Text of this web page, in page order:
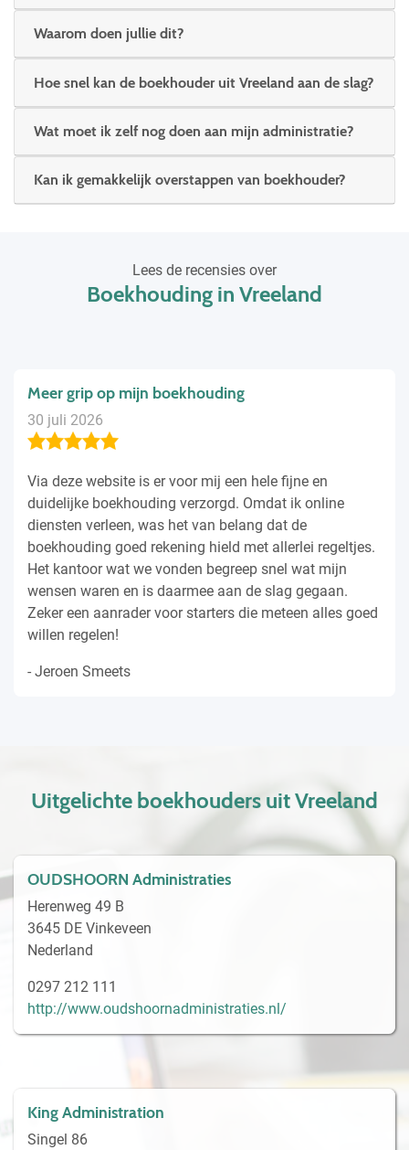
Waarom doen jullie dit?
Hoe snel kan de boekhouder uit Vreeland aan de slag?
Wat moet ik zelf nog doen aan mijn administratie?
Kan ik gemakkelijk overstappen van boekhouder?
Lees de recensies over
Boekhouding in Vreeland
Meer grip op mijn boekhouding
30 juli 2026
Via deze website is er voor mij een hele fijne en
duidelijke boekhouding verzorgd. Omdat ik online
diensten verleen, was het van belang dat de
boekhouding goed rekening hield met allerlei regeltjes.
Het kantoor wat we vonden begreep snel wat mijn
wensen waren en is daarmee aan de slag gegaan.
Zeker een aanrader voor starters die meteen alles goed
willen regelen!
- Jeroen Smeets
Uitgelichte boekhouders uit Vreeland
OUDSHOORN Administraties
Herenweg 49 B
3645 DE Vinkeveen
Nederland
0297 212 111
http://www.oudshoornadministraties.nl/
King Administration
Singel 86